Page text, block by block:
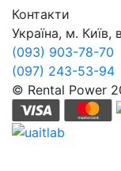
Контакти
Україна, м. Київ,
(093) 903-78-70
(097) 243-53-94
© Rental Power